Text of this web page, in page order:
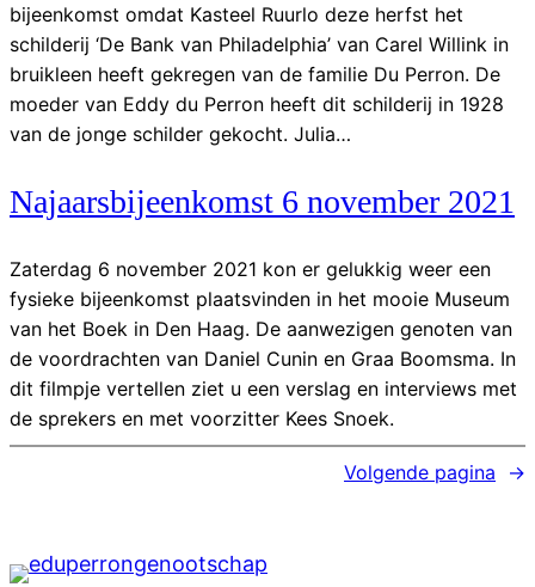
bijeenkomst omdat Kasteel Ruurlo deze herfst het
schilderij ‘De Bank van Philadelphia’ van Carel Willink in
bruikleen heeft gekregen van de familie Du Perron. De
moeder van Eddy du Perron heeft dit schilderij in 1928
van de jonge schilder gekocht. Julia…
Najaarsbijeenkomst 6 november 2021
Zaterdag 6 november 2021 kon er gelukkig weer een
fysieke bijeenkomst plaatsvinden in het mooie Museum
van het Boek in Den Haag. De aanwezigen genoten van
de voordrachten van Daniel Cunin en Graa Boomsma. In
dit filmpje vertellen ziet u een verslag en interviews met
de sprekers en met voorzitter Kees Snoek.
Volgende pagina →